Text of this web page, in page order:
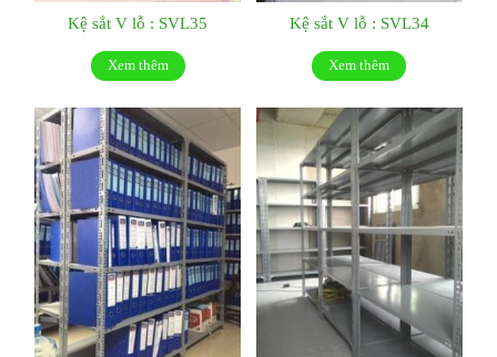
Kệ sắt V lỗ : SVL35
Xem thêm
Kệ sắt V lỗ : SVL34
Xem thêm